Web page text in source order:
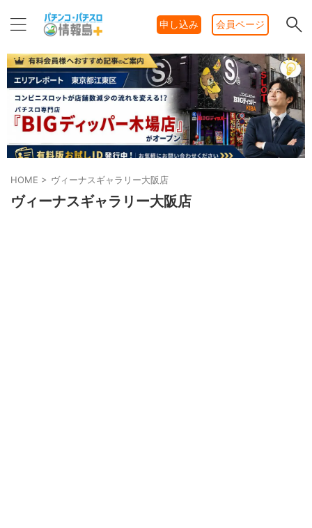
申し込み 会員ページ
HOME > ヴィーナスギャラリー大阪店
ヴィーナスギャラリー大阪店